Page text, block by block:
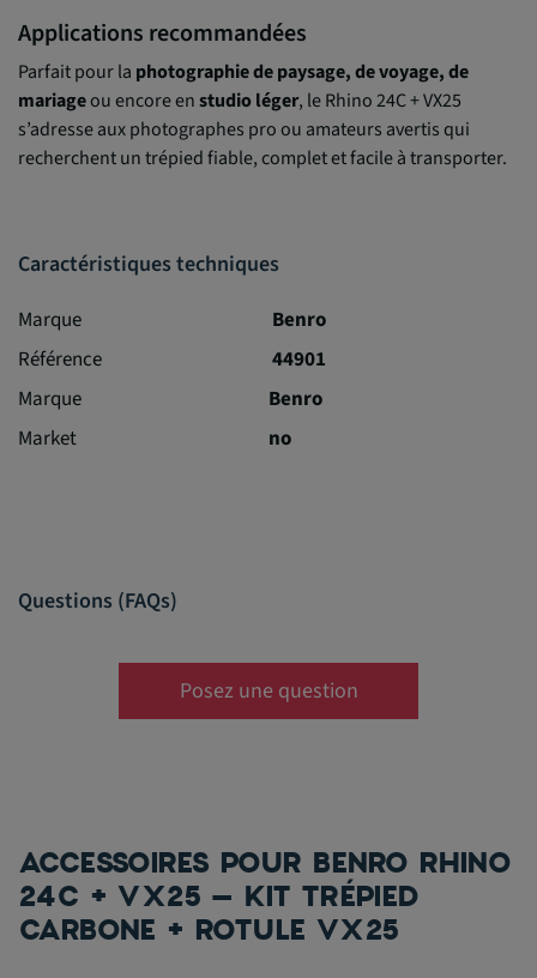
Applications recommandées
Parfait pour la photographie de paysage, de voyage, de
mariageou encore enstudio léger, le Rhino 24C + VX25
s’adresse aux photographes pro ou amateurs avertis qui
recherchent un trépied fiable, complet et facile à transporter.
Caractéristiques techniques
Marque
Benro
Référence
44901
Marque
Benro
Market
no
Questions (FAQs)
Posez une question
ACCESSOIRES POUR BENRO RHINO
24C + VX25 – KIT TRÉPIED
CARBONE + ROTULE VX25